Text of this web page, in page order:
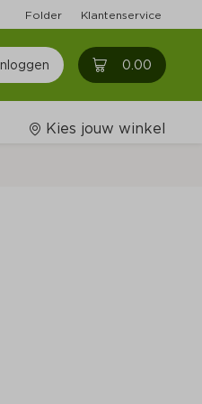
Folder Klantenservice
Inloggen 0.00 0
Kies jouw winkel